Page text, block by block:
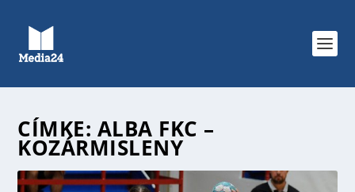
CÍMKE: ALBA FKC –
KOZÁRMISLENY